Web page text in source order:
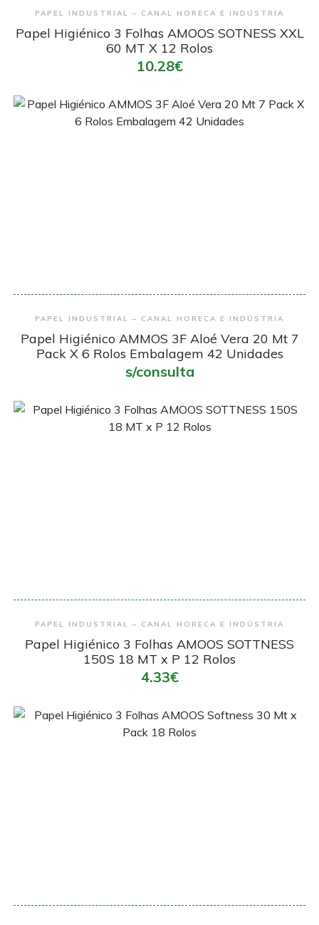
Encomendar
PAPEL INDUSTRIAL – CANAL HORECA E INDÚSTRIA
Papel Higiénico 3 Folhas AMOOS SOTNESS XXL
60 MT X 12 Rolos
10.28€
Encomendar
PAPEL INDUSTRIAL – CANAL HORECA E INDÚSTRIA
Papel Higiénico AMMOS 3F Aloé Vera 20 Mt 7
Pack X 6 Rolos Embalagem 42 Unidades
s/consulta
Encomendar
PAPEL INDUSTRIAL – CANAL HORECA E INDÚSTRIA
Papel Higiénico 3 Folhas AMOOS SOTTNESS
150S 18 MT x P 12 Rolos
4.33€